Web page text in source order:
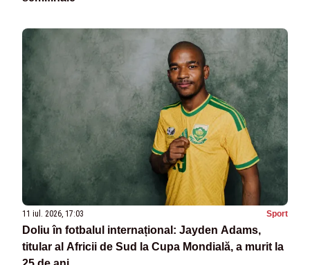
11 iul. 2026, 17:03 Sport
Doliu în fotbalul internațional: Jayden Adams,
titular al Africii de Sud la Cupa Mondială, a murit la